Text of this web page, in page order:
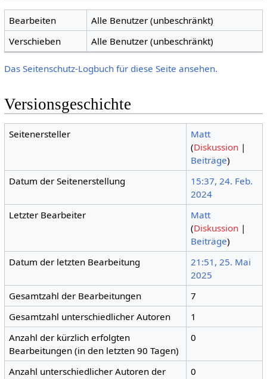
Bearbeiten
Alle Benutzer (unbeschränkt)
Verschieben
Alle Benutzer (unbeschränkt)
Das Seitenschutz-Logbuch für diese Seite ansehen.
Versionsgeschichte
Seitenersteller
Matt
(Diskussion |
Beiträge)
Datum der Seitenerstellung
15:37, 24. Feb.
2024
Letzter Bearbeiter
Matt
(Diskussion |
Beiträge)
Datum der letzten Bearbeitung
21:51, 25. Mai
2025
Gesamtzahl der Bearbeitungen
7
Gesamtzahl unterschiedlicher Autoren
1
Anzahl der kürzlich erfolgten
Bearbeitungen (in den letzten 90 Tagen)
0
Anzahl unterschiedlicher Autoren der
0